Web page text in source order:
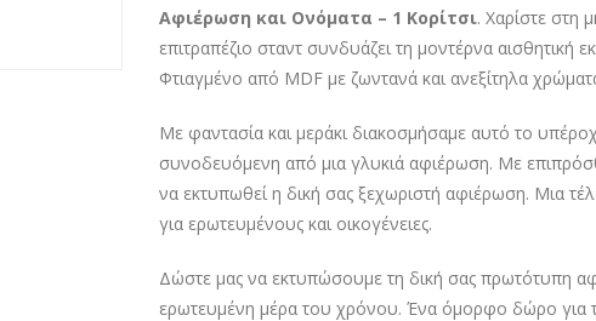
Αφιέρωση και Ονόματα – 1 Κορίτσι. Χαρίστε στη
επιτραπέζιο σταντ συνδυάζει τη μοντέρνα
Φτιαγμένο από MDF με ζωντανά και ανεξίτηλα
Με φαντασία και μεράκι διακοσμήσαμε αυτό το
συνοδευόμενη από μια γλυκιά αφιέρωση. Με
να εκτυπωθεί η δική σας ξεχωριστή αφιέρωση. Μια
για ερωτευμένους και οικογένειες.
Δώστε μας να εκτυπώσουμε τη δική σας πρωτότυπη
ερωτευμένη μέρα του χρόνου. Ένα όμορφο δώρο για